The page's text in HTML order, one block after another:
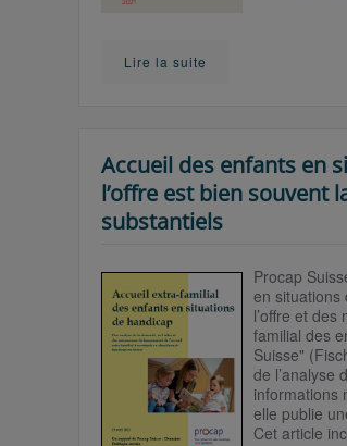
Lire la suite
Accueil des enfants en
l’offre est bien souvent
substantiels
Procap S
en situations
l’offre et des
familial des
Suisse"
de l’analyse
informations
elle publie
Cet article